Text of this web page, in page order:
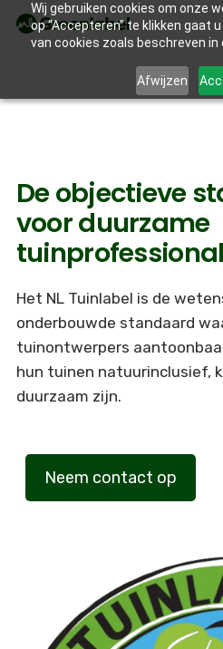
Wij gebruiken cookies om onze
op “Accepteren” te klikken gaat
van cookies zoals beschreven in
Afwijzen
De objectieve
voor duurzame
Het NL Tuinlabel is de
onderbouwde standaard
tuinontwerpers
hun tuinen natuurinclusief,
duurzaam zijn.
Neem contact op